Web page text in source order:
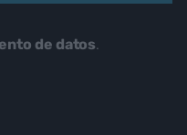
de datos